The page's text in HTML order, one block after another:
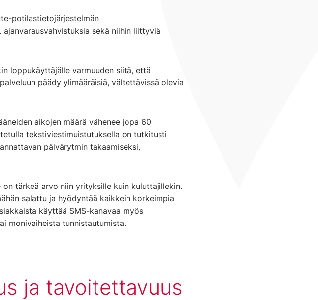
potilastietojärjestelmän
sekä niihin liittyviä
loppukäyttäjälle varmuuden siitä, että
päädy ylimääräisiä, vältettävissä olevia
aikojen määrä vähenee jopa 60
tekstiviestimuistutuksella on tutkitusti
päivärytmin takaamiseksi,
tärkeä arvo niin yrityksille kuin kuluttajillekin.
salattu ja hyödyntää kaikkein korkeimpia
käyttää SMS-kanavaa myös
monivaiheista tunnistautumista.
ja tavoitettavuus